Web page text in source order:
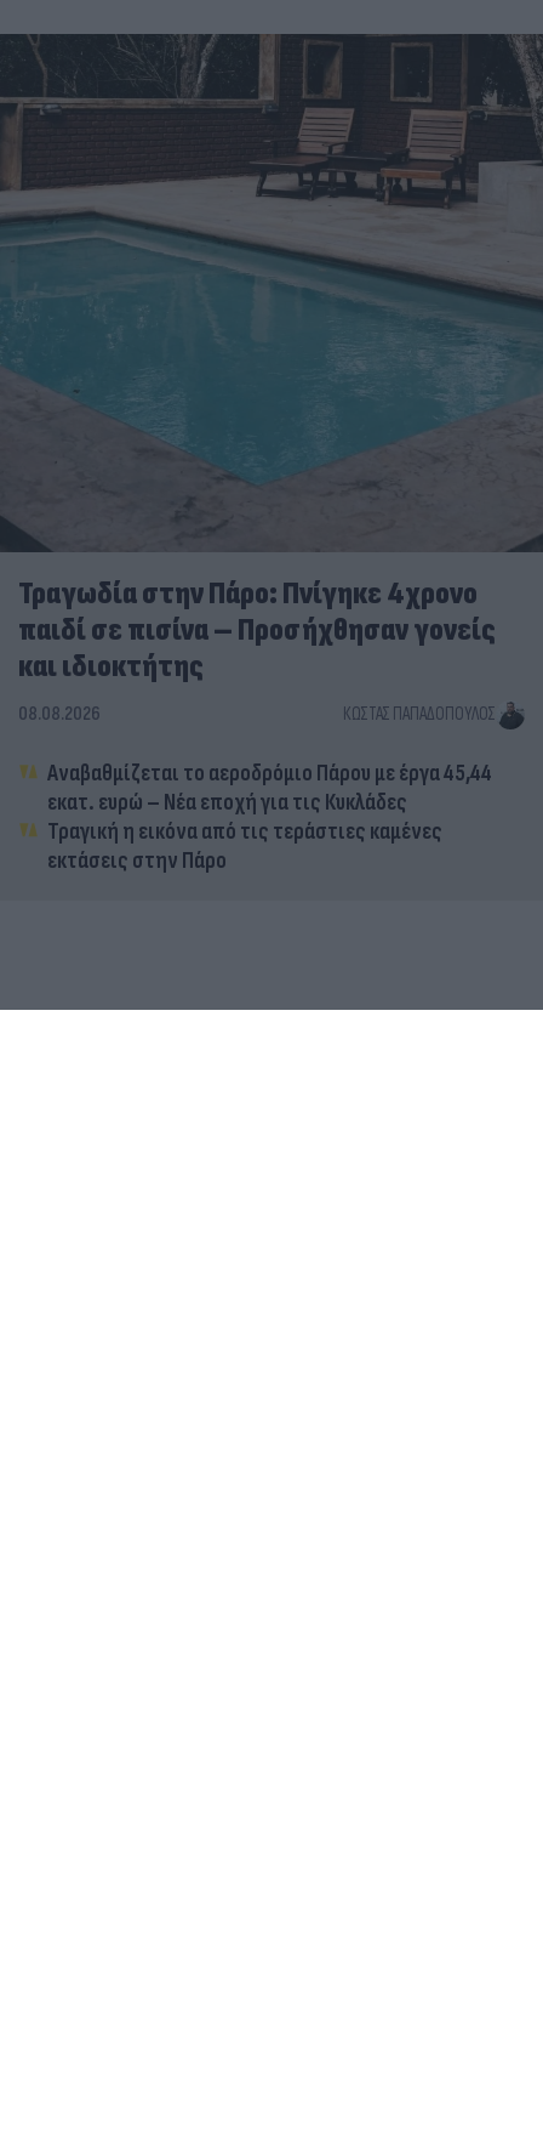
Τραγωδία στην Πάρο: Πνίγηκε 4χρονο
παιδί σε πισίνα – Προσήχθησαν γονείς
και ιδιοκτήτης
08.08.2026 ΚΏΣΤΑΣ ΠΑΠΑΔΌΠΟΥΛΟΣ
Αναβαθμίζεται το αεροδρόμιο Πάρου με έργα 45,44
εκατ. ευρώ – Νέα εποχή για τις Κυκλάδες
Τραγική η εικόνα από τις τεράστιες καμένες
εκτάσεις στην Πάρο